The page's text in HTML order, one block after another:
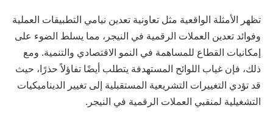
تظهر الأمثلة الواقعية مثل تعاونية تعدين نيامي التطبيقات العملية
وفوائد تعدين العملات الرقمية في النيجر، مما يسلط الضوء على
إمكانيات القطاع للمساهمة في النمو الاقتصادي والتنمية. ومع
ذلك، فإن غياب اللوائح المستهدفة يتطلب أيضًا تفاؤلاً حذرًا، حيث
قد تؤدي التغييرات التشريعية المستقبلية إلى تغيير الديناميكيات
التشغيلية لمنقبي العملات الرقمية في النيجر.